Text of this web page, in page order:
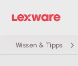
Wissen & Tipps